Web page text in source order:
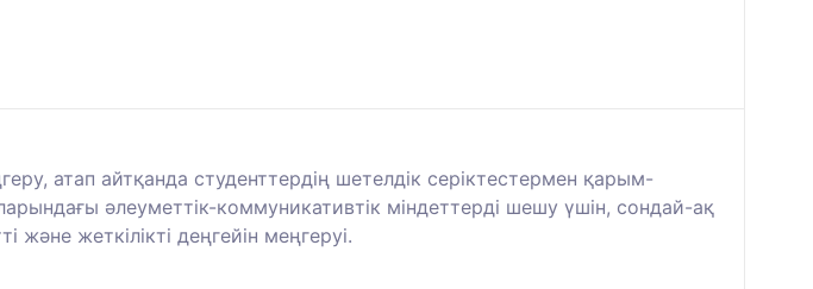
атап айтқанда студенттердің шетелдік серіктестермен қарым-
әлеуметтік-коммуникативтік міндеттерді шешу үшін, сондай-ақ
және жеткілікті деңгейін меңгеруі.